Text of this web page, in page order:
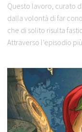
Questo lavoro, curato
dalla volontà di far
che di solito risulta
Attraverso l’episodio più